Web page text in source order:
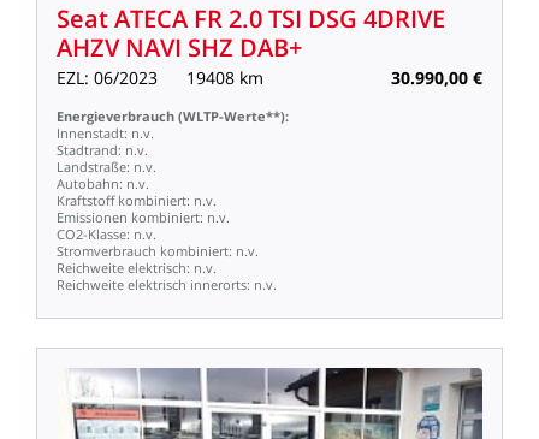
SeatATECA FR2.0TSI DSG 4DRIVE
AHZV NAVI SHZ DAB+
EZL: 06/2023 19408 km 30.990,00 €
Energieverbrauch (WLTP-Werte**):
Innenstadt: n.v.
Stadtrand: n.v.
Landstraße: n.v.
Autobahn: n.v.
Kraftstoff kombiniert: n.v.
Emissionen kombiniert: n.v.
CO2-Klasse: n.v.
Stromverbrauch kombiniert: n.v.
Reichweite elektrisch: n.v.
Reichweite elektrisch innerorts: n.v.